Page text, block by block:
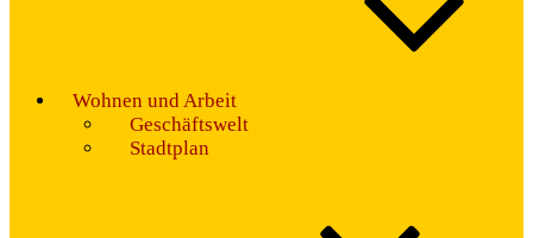
Wohnen und Arbeit
Geschäftswelt
Stadtplan